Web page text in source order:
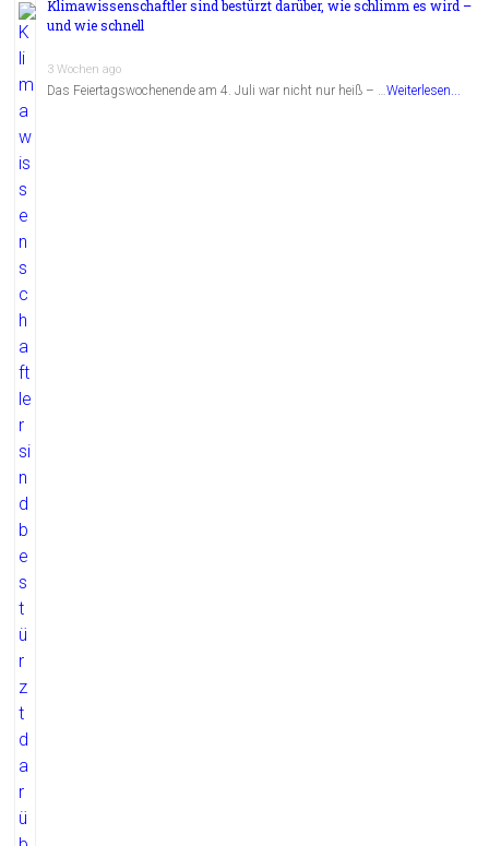
Klimawissenschaftler sind bestürzt darüber, wie schlimm es wird –
und wie schnell
3 Wochen ago
Das Feiertagswochenende am 4. Juli war nicht nur heiß – …Weiterlesen...